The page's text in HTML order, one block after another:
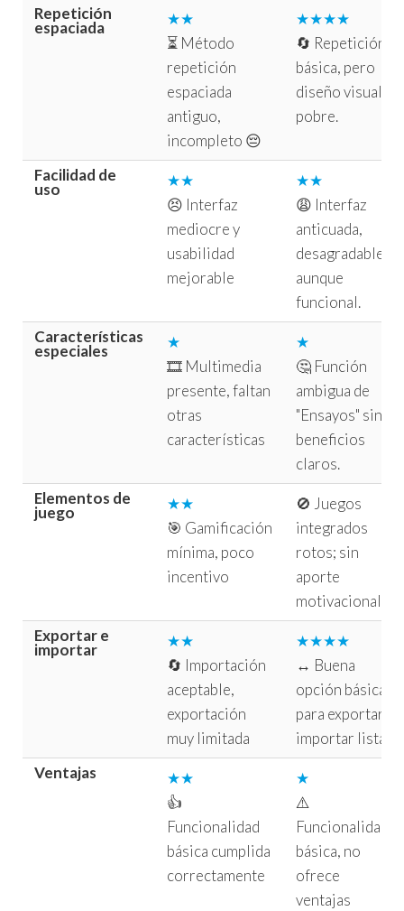
Repetición
espaciada
★★
⏳ Método
repetición
espaciada
antiguo,
incompleto 😔
★★★★
🔄 Repetición
básica, pero
diseño visual
pobre.
Facilidad de
uso
★★
😣 Interfaz
mediocre y
usabilidad
mejorable
★★
😩 Interfaz
anticuada,
desagradable
aunque
funcional.
Características
especiales
★
🎞️ Multimedia
presente, faltan
otras
características
★
🤔 Función
ambigua de
"Ensayos" sin
beneficios
claros.
Elementos de
juego
★★
🎯 Gamificación
mínima, poco
incentivo
🚫 Juegos
integrados
rotos; sin
aporte
motivacional.
Exportar e
importar
★★
🔄 Importación
aceptable,
exportación
muy limitada
★★★★
↔️ Buena
opción básica
para exportar e
importar listas.
Ventajas
★★
👍
Funcionalidad
básica cumplida
correctamente
★
⚠️
Funcionalidad
básica, no
ofrece
ventajas